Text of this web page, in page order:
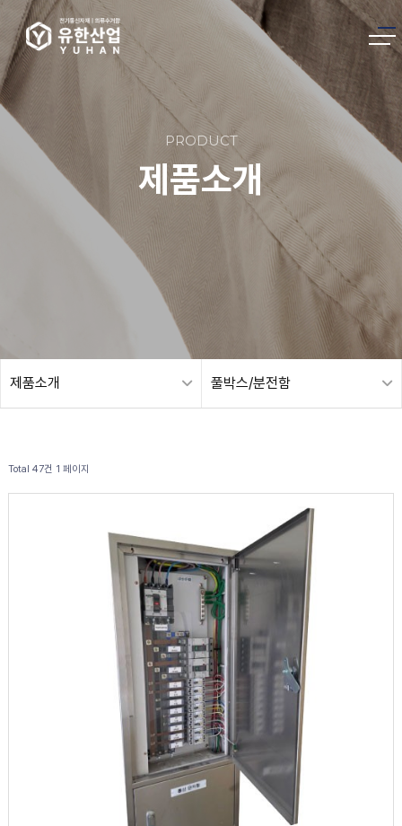
PRODUCT
제품소개
제품소개 풀박스/분전함
Total 47건 1 페이지